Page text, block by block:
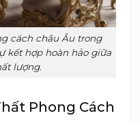
cách châu Âu trong
kết hợp hoàn hảo giữa
lượng.
Phong Cách